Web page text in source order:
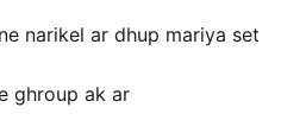
narikel ar dhup mariya set
ghroup ak ar